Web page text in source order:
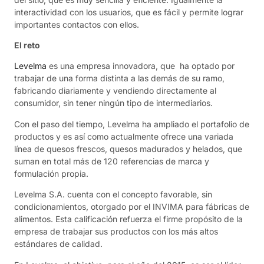
interactividad con los usuarios, que es fácil y permite lograr
importantes contactos con ellos.
El reto
Levelma es una empresa innovadora, que ha optado por
trabajar de una forma distinta a las demás de su ramo,
fabricando diariamente y vendiendo directamente al
consumidor, sin tener ningún tipo de intermediarios.
Con el paso del tiempo, Levelma ha ampliado el portafolio de
productos y es así como actualmente ofrece una variada
línea de quesos frescos, quesos madurados y helados, que
suman en total más de 120 referencias de marca y
formulación propia.
Levelma S.A. cuenta con el concepto favorable, sin
condicionamientos, otorgado por el INVIMA para fábricas de
alimentos. Esta calificación refuerza el firme propósito de la
empresa de trabajar sus productos con los más altos
estándares de calidad.